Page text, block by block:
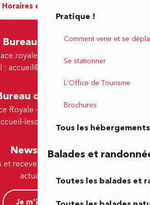
Pratique !
Comment venir et se
Se stationner
L'Office de Tourisme
Brochures
Tous les hébergements
Balades et
Toutes les balades et
Horaires et contact
Bureau de Pau
royale - 64000 Pau
: accueil@tourismepau.fr
de Lescar
Royale - 64230 Lescar
lescar@tourismepau.fr
Newsletter
recevez par e-mail nos offres et
actualités.
Je m'inscris